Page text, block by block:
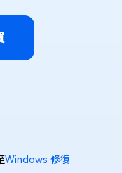
Windows 修復